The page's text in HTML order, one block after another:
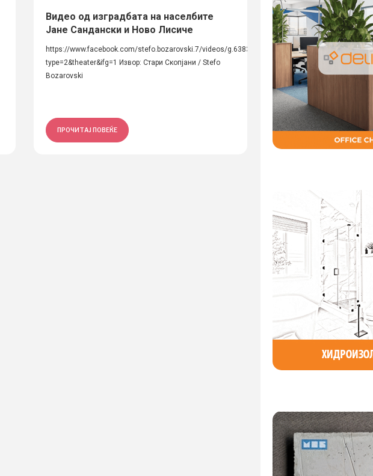
Видео од изградбата на населбите
Јане Сандански и Ново Лисиче
https://www.facebook.com/stefo.bozarovski.7/videos/g.638365006305772/1982036972045501/?
type=2&theater&ifg=1 Извор: Стари Скопјани / Stefo
Bozarovski
ПРОЧИТАЈ ПОВЕЌЕ